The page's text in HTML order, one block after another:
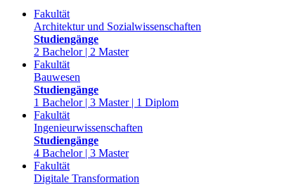
Fakultät
Architektur und Sozialwissenschaften
Studiengänge
2 Bachelor | 2 Master
Fakultät
Bauwesen
Studiengänge
1 Bachelor | 3 Master | 1 Diplom
Fakultät
Ingenieurwissenschaften
Studiengänge
4 Bachelor | 3 Master
Fakultät
Digitale Transformation